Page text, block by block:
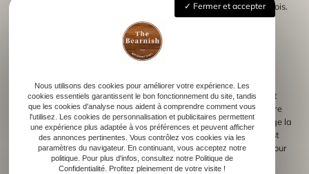
l’exposition directe au soleil pour prévenir toute décoloration du bois.
Évitez également les changements brusques de température,
nuisibles à la structure. Ces précautions permettent d’assurer la
conservation. Utilisez un chiffon doux pour ôter la poussière
accumulée. N’appliquez pas de produits chimiques qui pourraient
endommager la surface. Une attention régulière garantit que votre
gravure reste éclatante au fil du temps. Chaque entretien prolonge la
vie de l’œuvre gravée. Préserver votre photo gravée sur bois, c’est
protéger un souvenir précieux. Respectez ces quelques astuces pour
la maintenir en parfait état, année après année.
Fermer et accepter
Nous utilisons des cookies pour améliorer votre expérience. Les
cookies essentiels garantissent le bon fonctionnement du site, tandis
que les cookies d'analyse nous aident à comprendre comment vous
l'utilisez. Les cookies de personnalisation et publicitaires permettent
une expérience plus adaptée à vos préférences et peuvent afficher
des annonces pertinentes. Vous contrôlez vos cookies via les
paramètres du navigateur. En continuant, vous acceptez notre
politique. Pour plus d'infos, consultez notre Politique de
Confidentialité. Profitez pleinement de votre visite !